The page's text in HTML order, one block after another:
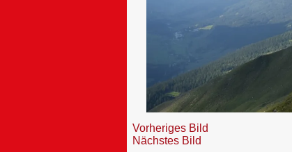
Vorheriges Bild
Nächstes Bild